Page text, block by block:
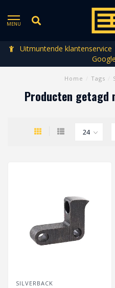
MENU
Uitmuntende
Home Tags
Producten getagd
SILVERBACK